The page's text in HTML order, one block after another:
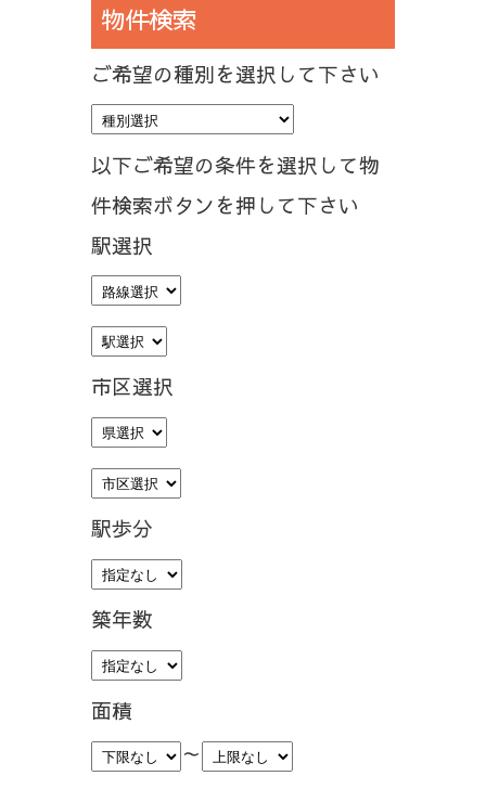
物件検索
ご希望の種別を選択して下さい
以下ご希望の条件を選択して物
件検索ボタンを押して下さい
駅選択
市区選択
駅歩分
築年数
面積
～